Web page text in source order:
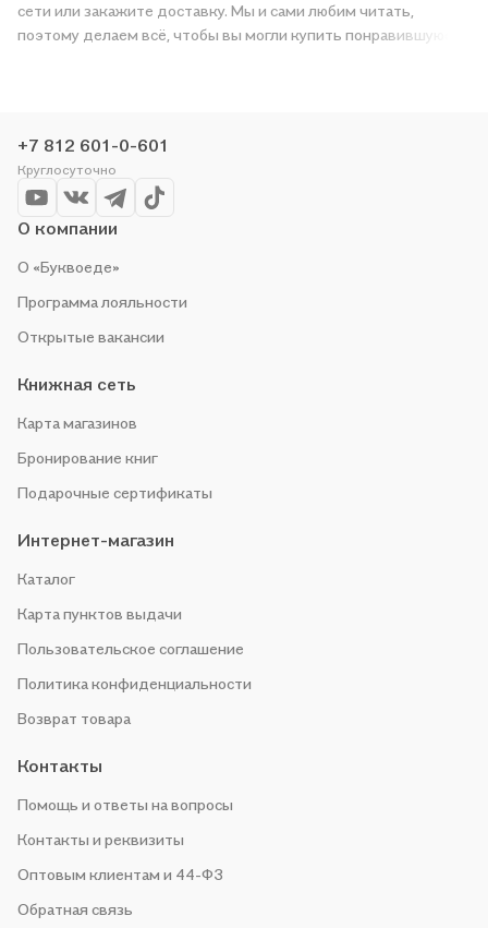
сети или закажите доставку. Мы и сами любим читать,
поэтому делаем всё, чтобы вы могли купить понравившуюся
+7 812 601-0-601
Круглосуточно
О компании
О «Буквоеде»
Программа лояльности
Открытые вакансии
Книжная сеть
Карта магазинов
Бронирование книг
Подарочные сертификаты
Интернет-магазин
Каталог
Карта пунктов выдачи
Пользовательское соглашение
Политика конфиденциальности
Возврат товара
Контакты
Помощь и ответы на вопросы
Контакты и реквизиты
Оптовым клиентам и 44-ФЗ
Обратная связь